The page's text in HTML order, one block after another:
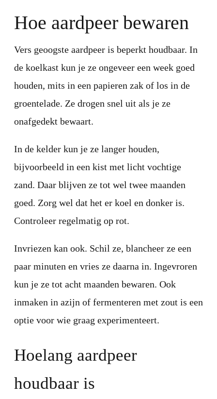
Hoe aardpeer bewaren
Vers geoogste aardpeer is beperkt houdbaar. In
de koelkast kun je ze ongeveer een week goed
houden, mits in een papieren zak of los in de
groentelade. Ze drogen snel uit als je ze
onafgedekt bewaart.
In de kelder kun je ze langer houden,
bijvoorbeeld in een kist met licht vochtige
zand. Daar blijven ze tot wel twee maanden
goed. Zorg wel dat het er koel en donker is.
Controleer regelmatig op rot.
Invriezen kan ook. Schil ze, blancheer ze een
paar minuten en vries ze daarna in. Ingevroren
kun je ze tot acht maanden bewaren. Ook
inmaken in azijn of fermenteren met zout is een
optie voor wie graag experimenteert.
Hoelang aardpeer
houdbaar is